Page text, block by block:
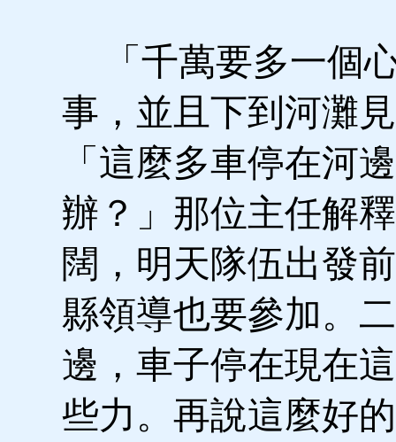
「千萬要多一個
事，並且下到河灘
「這麼多車停在河
辦？」那位主任解
闊，明天隊伍出發
縣領導也要參加。
邊，車子停在現在
些力。再說這麼好